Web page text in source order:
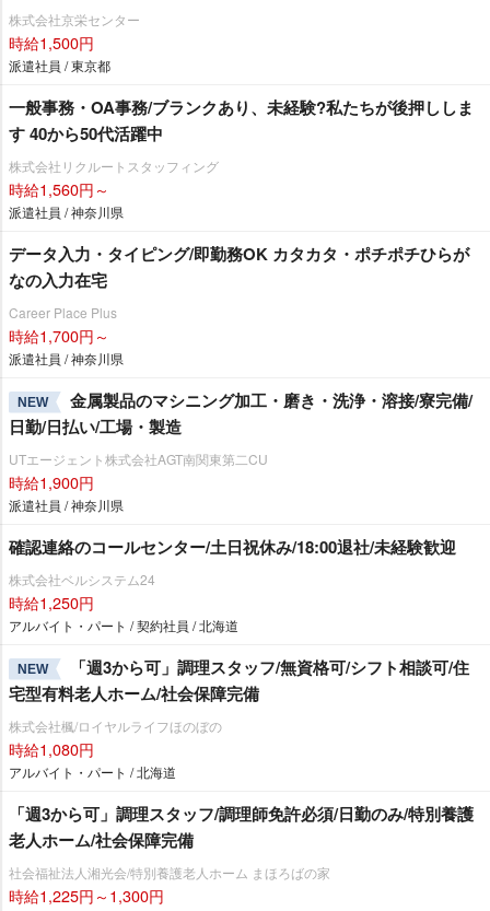
株式会社京栄センター
時給1,500円
派遣社員 / 東京都
一般事務・OA事務/ブランクあり、未経験?私たちが後押ししま
す 40から50代活躍中
株式会社リクルートスタッフィング
時給1,560円～
派遣社員 / 神奈川県
データ入力・タイピング/即勤務OK カタカタ・ポチポチひらが
なの入力在宅
Career Place Plus
時給1,700円～
派遣社員 / 神奈川県
NEW
金属製品のマシニング加工・磨き・洗浄・溶接/寮完備/
日勤/日払い/工場・製造
UTエージェント株式会社AGT南関東第二CU
時給1,900円
派遣社員 / 神奈川県
確認連絡のコールセンター/土日祝休み/18:00退社/未経験歓迎
株式会社ベルシステム24
時給1,250円
アルバイト・パート / 契約社員 / 北海道
NEW
「週3から可」調理スタッフ/無資格可/シフト相談可/住
宅型有料老人ホーム/社会保障完備
株式会社楓/ロイヤルライフほのぼの
時給1,080円
アルバイト・パート / 北海道
「週3から可」調理スタッフ/調理師免許必須/日勤のみ/特別養護
老人ホーム/社会保障完備
社会福祉法人湘光会/特別養護老人ホーム まほろばの家
時給1,225円～1,300円